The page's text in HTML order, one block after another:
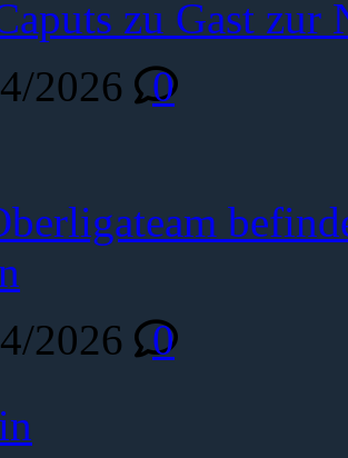
zu Gast zur
2026
0
2026
0